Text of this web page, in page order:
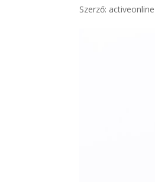
Szerző: activeonline